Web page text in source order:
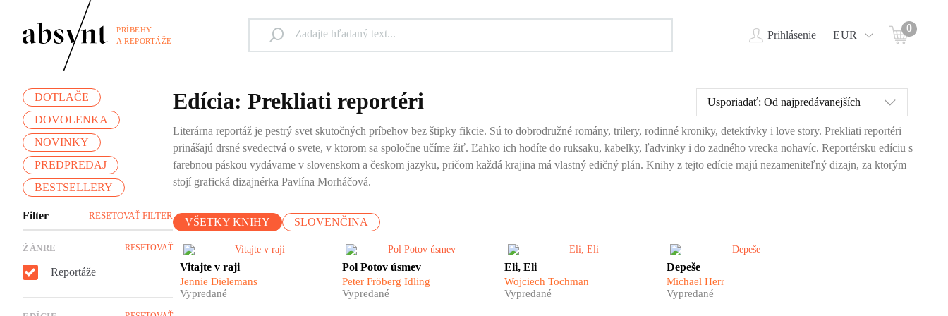
PRÍBEHY
A REPORTÁŽE
Prihlásenie EUR
0
DOTLAČE
DOVOLENKA
NOVINKY
PREDPREDAJ
BESTSELLERY
Filter RESETOVAŤ FILTER
ŽÁNRE RESETOVAŤ
Reportáže
Edícia: Prekliati reportéri
Literárna reportáž je pestrý svet skutočných príbehov bez štipky fikcie. Sú to dobrodružné romány, trilery, rodinné kroniky, detektívky i love story. Prekliati reportéri
prinášajú drsné svedectvá o svete, v ktorom sa spoločne učíme žiť. Ľahko ich hodíte do ruksaku, kabelky, ľadvinky i do zadného vrecka nohavíc. Reportérsku edíciu s
farebnou páskou vydávame v slovenskom a českom jazyku, pričom každá krajina má vlastný edičný plán. Knihy z tejto edície majú nezameniteľný dizajn, za ktorým
stojí grafická dizajnérka Pavlína Morháčová.
VŠETKY KNIHY SLOVENČINA
Usporiadať: Od najpredávanejších
​Dokonalá dovolenka, exotický
zážitok, objavovanie
neznámeho. A na druhej strane
ukrutná bieda, vykorisťovanie,
Vitajte v raji
Jennie Dielemans
Vypredané
Stalin, Hitler a Pol Pot, traja
najkrvilačnejší diktátori
dvadsiateho storočia. Prví dvaja
sú dobre známi, ale kto je ten
Pol Potov úsmev
Peter Fröberg Idling
Vypredané
Kto si prečíta knižku Eli, Eli,
začne vnímať svet a svoje
miesto v ňom úplne inak.
Wojciech Tochman pred nami
Eli, Eli
Wojciech Tochman
Vypredané
Veľdielo vojnovej reportáže od
spoluautora legendárnych
hollywoodskych filmov
Apokalypsa Francisa Forda
Depeše
Michael Herr
Vypredané